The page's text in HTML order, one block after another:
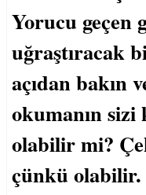
Yorucu geçen
uğraştıracak
açıdan bakın
okumanın
olabilir mi?
çünkü olabilir.